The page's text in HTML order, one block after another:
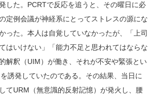
した。PCRTで反応を追うと、その曜日に必
定例会議が神経系にとってストレスの源にな
った。本人は自覚していなかったが、「上司
はいけない」「能力不足と思われてはならな
解釈（UIM）が働き、それが不安や緊張とい
誘発していたのである。その結果、当日に
てURM（無意識的反射記憶）が発火し、腰